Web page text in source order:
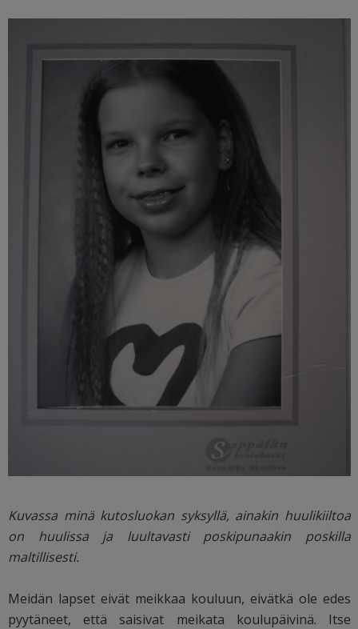
Kuvassa minä kutosluokan syksyllä, ainakin huulikiiltoa
on huulissa ja luultavasti poskipunaakin poskilla
maltillisesti.
Meidän lapset eivät meikkaa kouluun, eivätkä ole edes
pyytäneet, että saisivat meikata koulupäivinä. Itse